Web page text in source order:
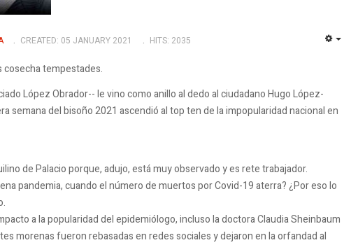
CREATED: 05 JANUARY 2021 HITS: 2035
tempestades.
López Obrador-- le vino como anillo al dedo al ciudadano Hugo López-
semana del bisoño 2021 ascendió al top ten de la impopularidad nacional en
de Palacio porque, adujo, está muy observado y es rete trabajador.
pandemia, cuando el número de muertos por Covid-19 aterra?¿Por eso lo
a la popularidad del epidemiólogo, incluso la doctora Claudia Sheinbaum
morenas fueron rebasadas en redes sociales y dejaron en la orfandad al